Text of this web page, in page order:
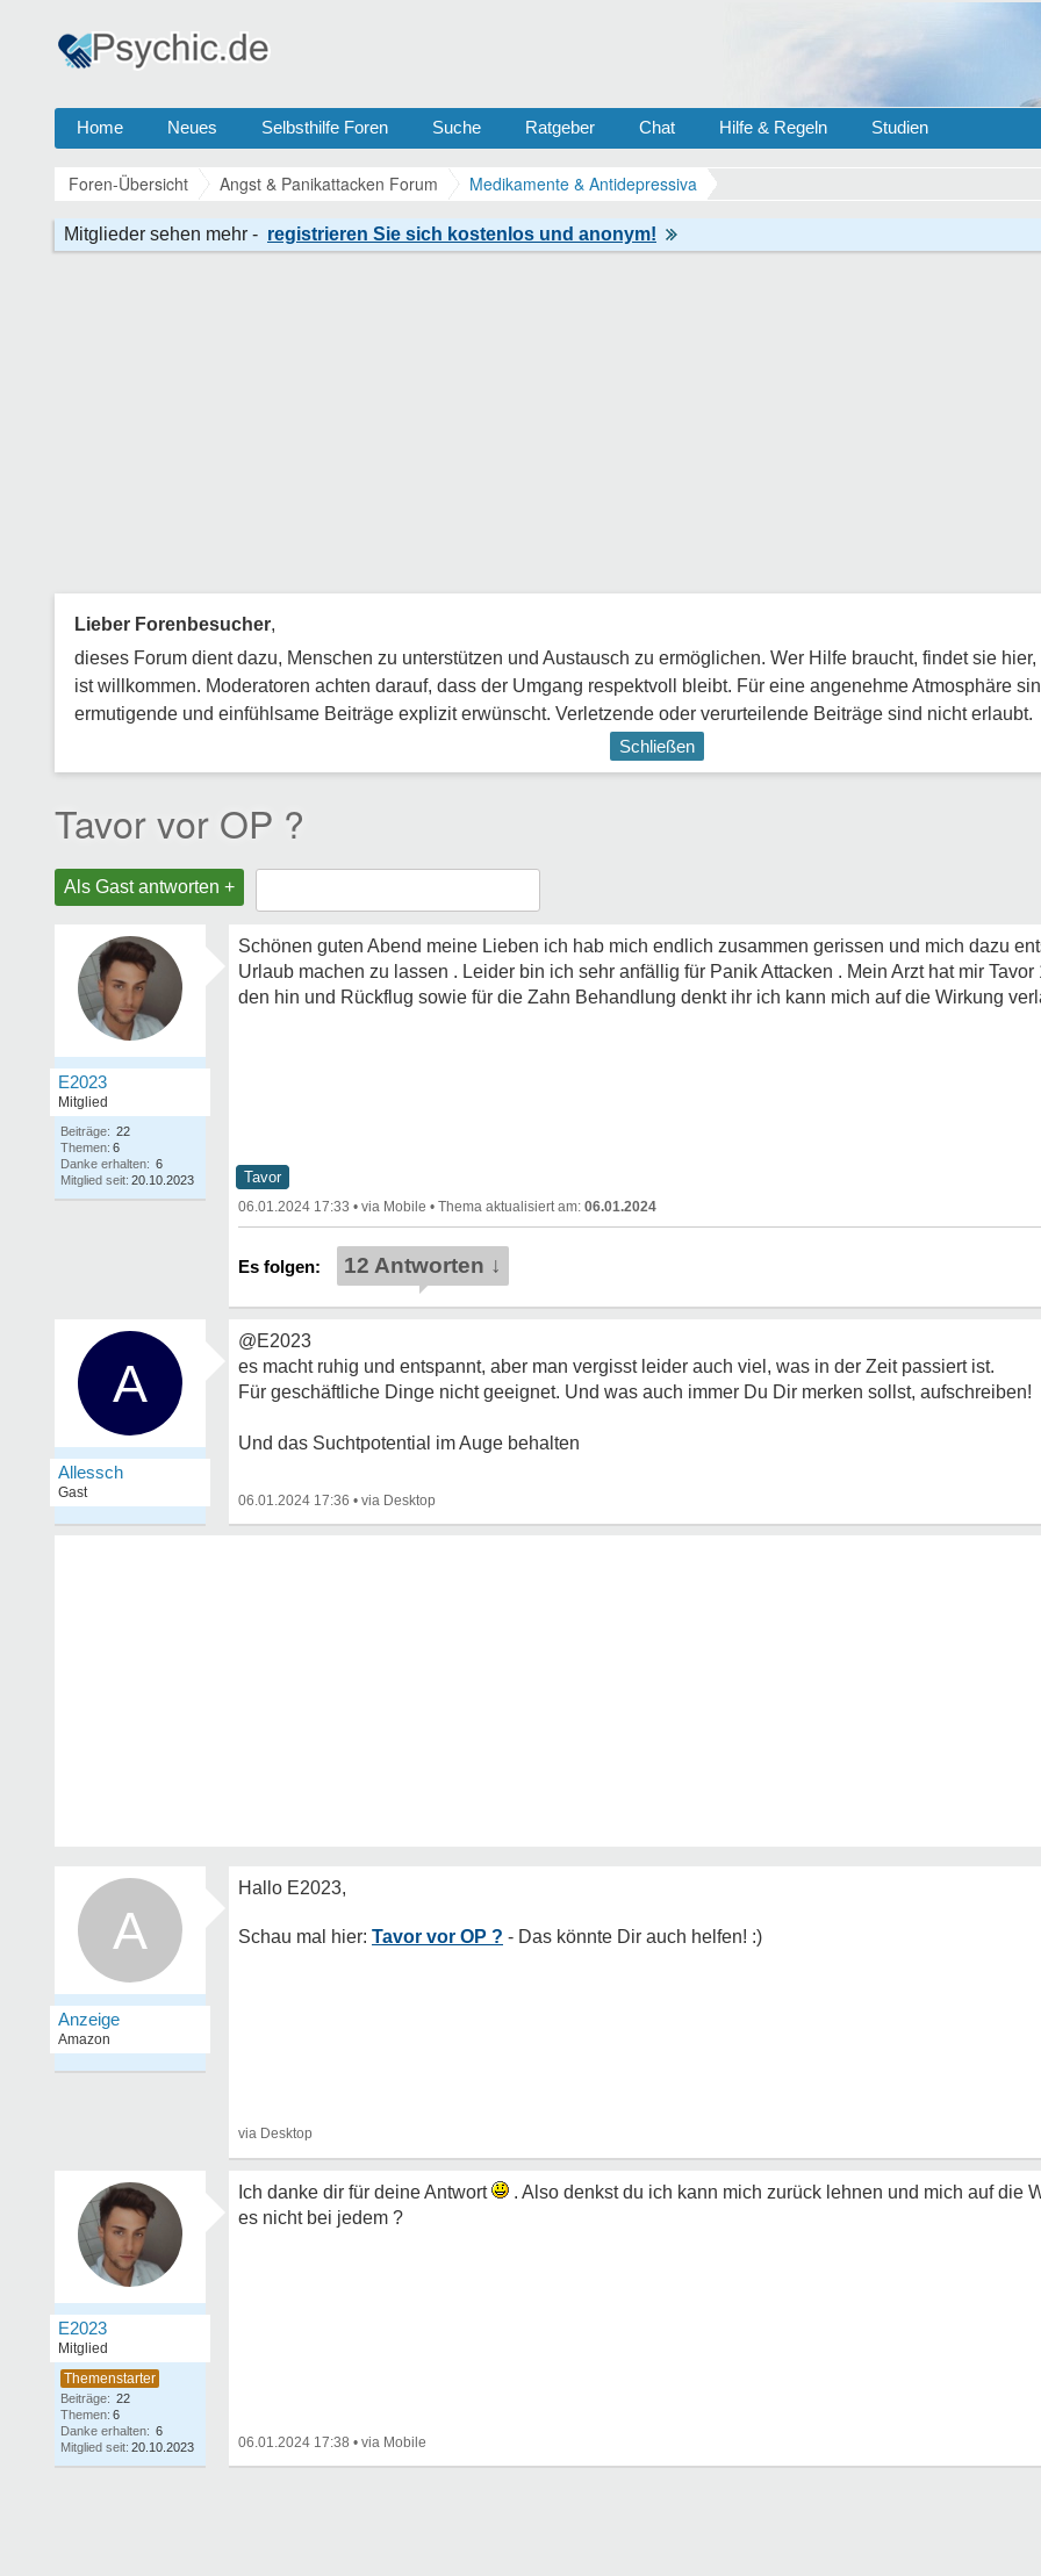
Home Neues Selbsthilfe Foren Suche Ratgeber Chat Hilfe & Regeln Studien
Foren-Übersicht Angst & Panikattacken Forum Medikamente & Antidepressiva
Lieber Forenbesucher,
dieses Forum dient dazu, Menschen zu unterstützen und Austausch zu ermöglichen. Wer Hilfe braucht, findet sie
ist willkommen. Moderatoren achten darauf, dass der Umgang respektvoll bleibt. Für eine angenehme Atmosphäre
ermutigende und einfühlsame Beiträge explizit erwünscht. Verletzende oder verurteilende Beiträge sind nicht erlaubt.
Schließen
Tavor vor OP ?
Als Gast antworten +
E2023
Mitglied
Beiträge: 22
Themen: 6
Danke erhalten: 6
Mitglied seit: 20.10.2023
Schönen guten Abend meine Lieben ich hab mich endlich zusammen gerissen und mich dazu
Urlaub machen zu lassen . Leider bin ich sehr anfällig für Panik Attacken . Mein Arzt hat mir
den hin und Rückflug sowie für die Zahn Behandlung denkt ihr ich kann mich auf die Wirkung
Tavor
06.01.2024 17:33 • • 06.01.2024
12 Antworten ↓
A
Allessch
Gast
@E2023
es macht ruhig und entspannt, aber man vergisst leider auch viel, was in der Zeit passiert ist.
Für geschäftliche Dinge nicht geeignet. Und was auch immer Du Dir merken sollst, aufschreiben!
Und das Suchtpotential im Auge behalten
06.01.2024 17:36 •
A Tavor vor OP ?
E2023
Mitglied
Beiträge: 22
Themen: 6
Danke erhalten: 6
Mitglied seit: 20.10.2023
Ich danke dir für deine Antwort
. Also denkst du ich kann mich zurück lehnen und mich auf die
es nicht bei jedem ?
06.01.2024 17:38 •